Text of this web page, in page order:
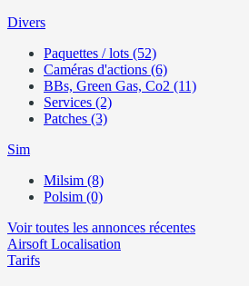
Divers
Paquettes / lots (52)
Caméras d'actions (6)
BBs, Green Gas, Co2 (11)
Services (2)
Patches (3)
Sim
Milsim (8)
Polsim (0)
Voir toutes les annonces récentes
Airsoft Localisation
Tarifs